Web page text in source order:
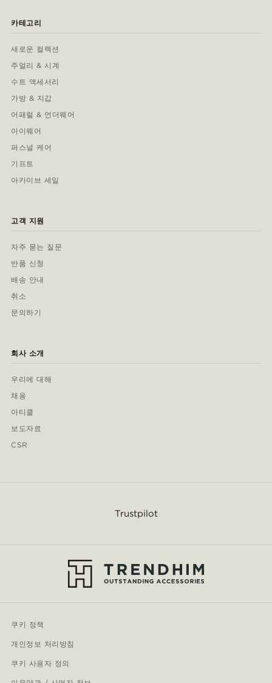
카테고리
새로운 컬렉션
주얼리 & 시계
수트 액세서리
가방 & 지갑
어패럴 & 언더웨어
아이웨어
퍼스널 케어
기프트
아카이브 세일
고객 지원
자주 묻는 질문
반품 신청
배송 안내
취소
문의하기
회사 소개
우리에 대해
채용
아티클
보도자료
CSR
Trustpilot
쿠키 정책
개인정보 처리방침
쿠키 사용자 정의